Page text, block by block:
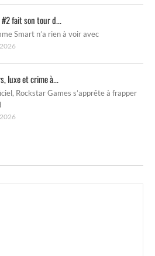
#2 fait son tour d...
Smart n’a rien à voir avec
luxe et crime à...
Rockstar Games s’apprête à frapper